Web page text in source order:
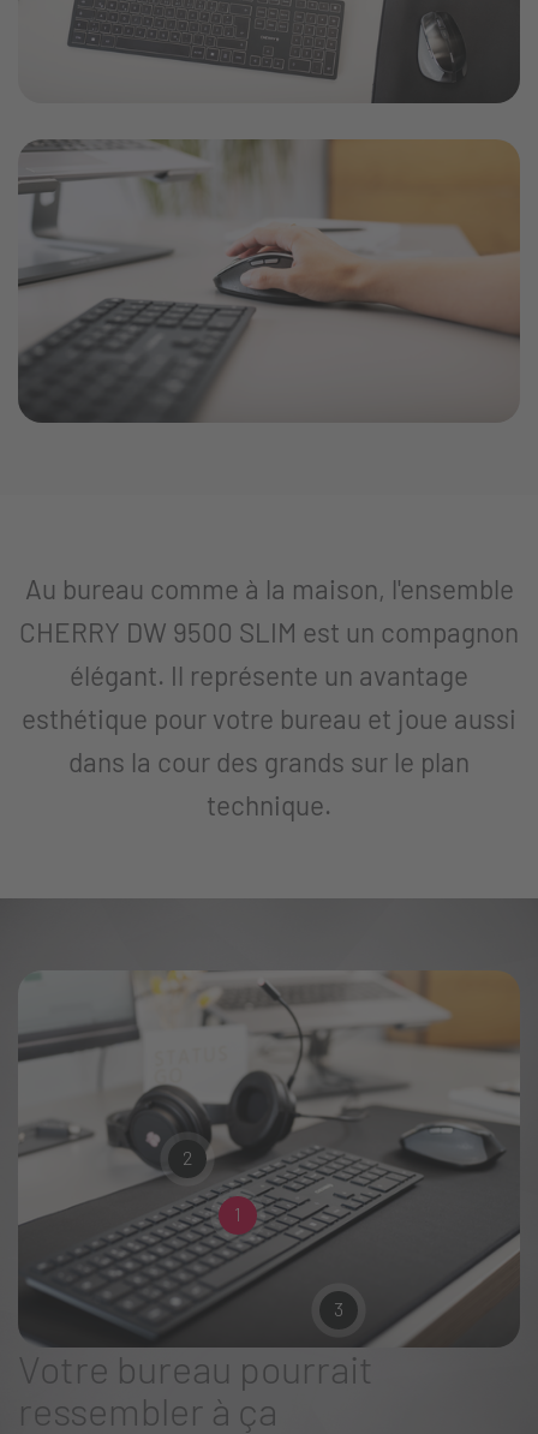
Au bureau comme à la maison, l'ensemble
CHERRY DW 9500 SLIM est un compagnon
élégant. Il représente un avantage
esthétique pour votre bureau et joue aussi
dans la cour des grands sur le plan
technique.
1
2
3
Votre bureau pourrait
ressembler à ça